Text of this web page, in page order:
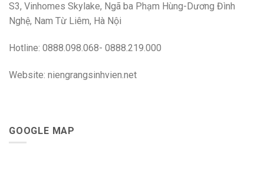
S3, Vinhomes Skylake, Ngã ba Phạm Hùng-Dương Đình
Nghệ, Nam Từ Liêm, Hà Nội
Hotline: 0888.098.068- 0888.219.000
Website: niengrangsinhvien.net
GOOGLE MAP